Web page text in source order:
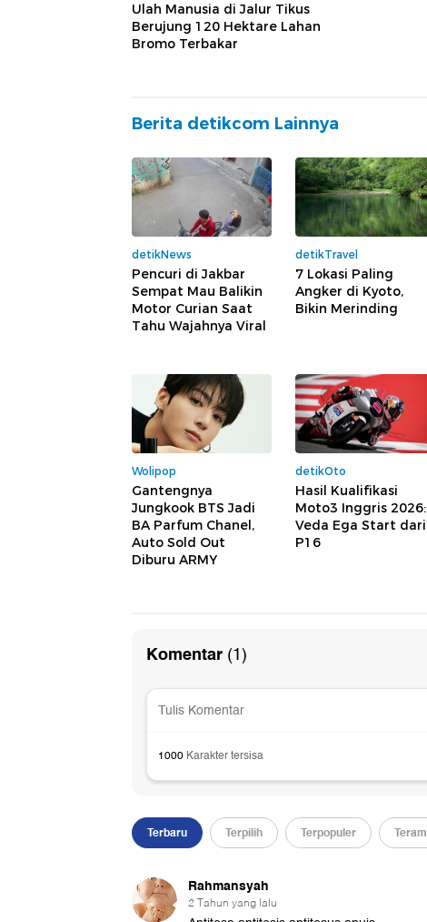
Ulah Manusia di Jalur Tikus
Berujung 120 Hektare Lahan
Bromo Terbakar
Berita detikcom Lainnya
detikNews
Pencuri di Jakbar
Sempat Mau Balikin
Motor Curian Saat
Tahu Wajahnya Viral
detikTravel
7 Lokasi Paling
Angker di Kyoto,
Bikin Merinding
Wolipop
Gantengnya
Jungkook BTS Jadi
BA Parfum Chanel,
Auto Sold Out
Diburu ARMY
detikOto
Hasil Kualifikasi
Moto3 Inggris 2026:
Veda Ega Start dari
P16